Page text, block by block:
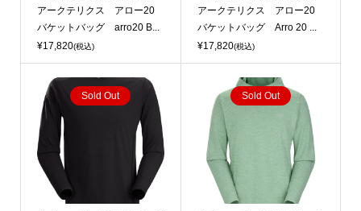
アークテリクス アロー20
バケットバッグ arro20 B...
¥17,820(税込)
アークテリクス アロー20
バケットバッグ Arro 20 ...
¥17,820(税込)
Sold Out Sold Out